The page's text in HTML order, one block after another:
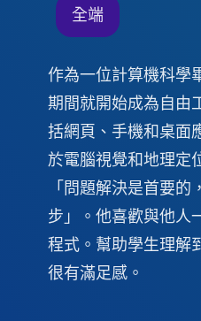
全端
作為一位計算機科學
期間就開始成為自由
括網頁、手機和桌面
於電腦視覺和地理定
「問題解決是首要
步」。他喜歡與他人
程式。幫助學生理解
很有滿足感。